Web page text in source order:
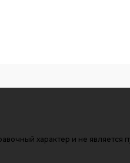
характер и не